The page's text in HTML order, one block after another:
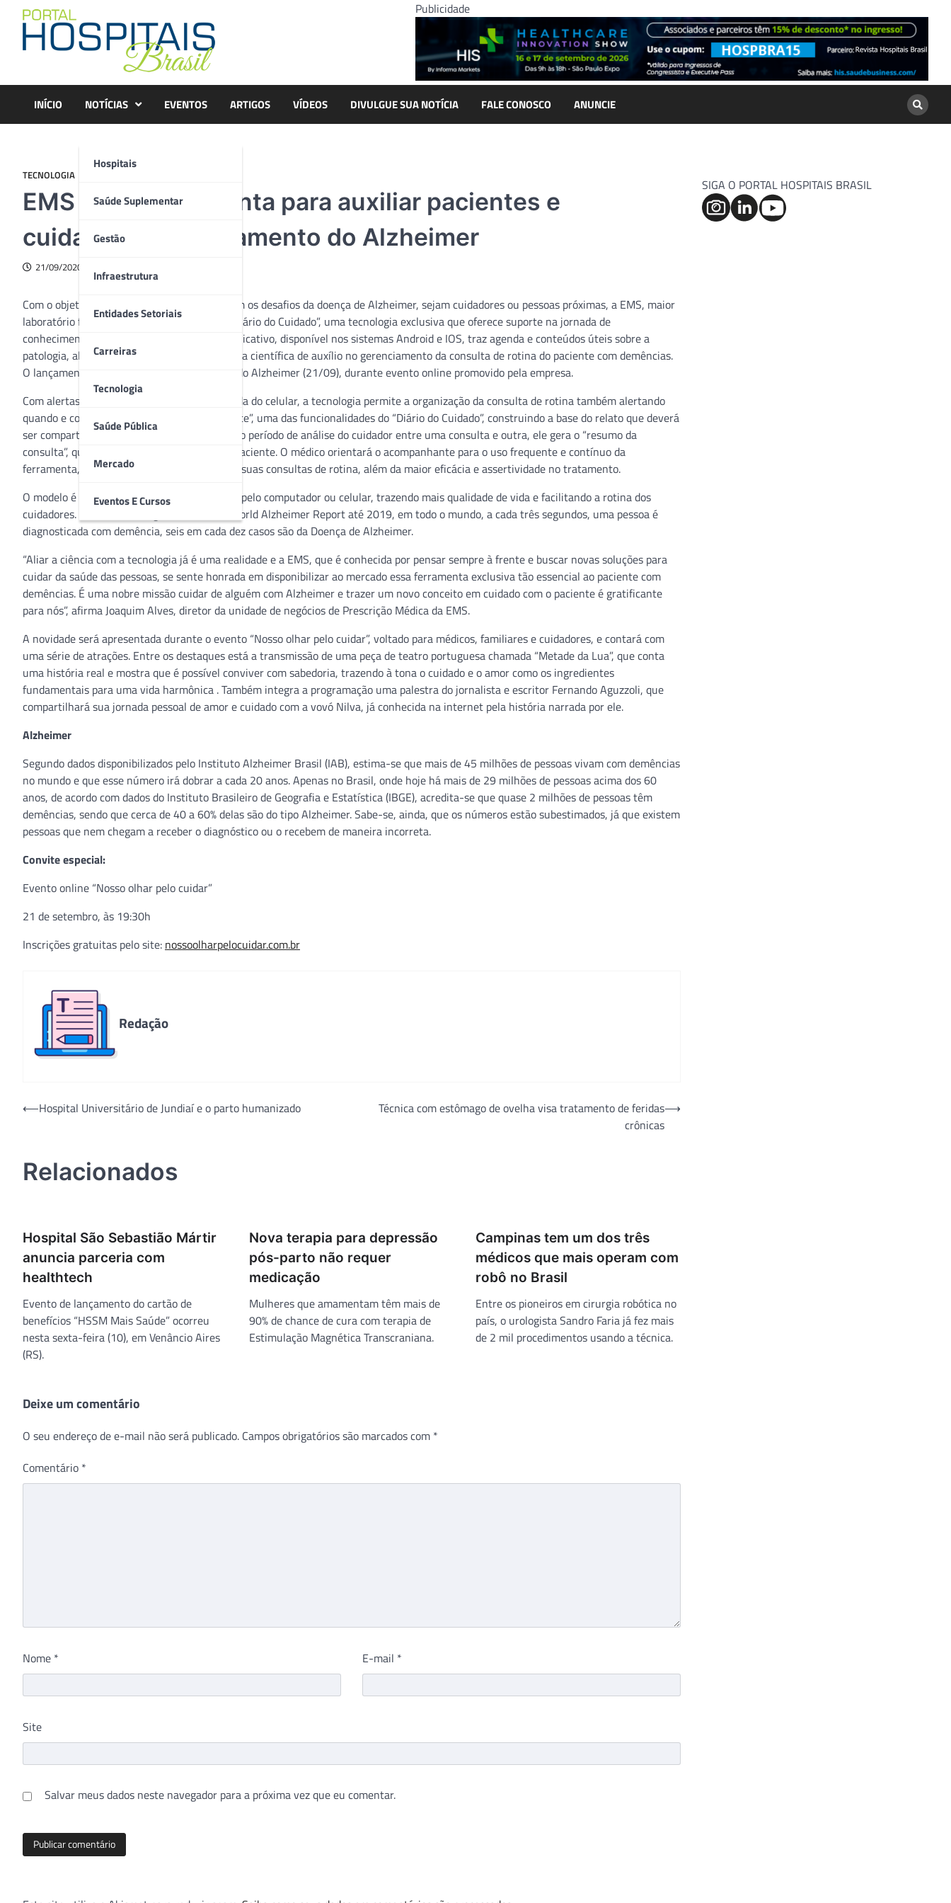
content
Publicidade
INÍCIO NOTÍCIAS
Hospitais
Saúde Suplementar
Gestão
Infraestrutura
Entidades Setoriais
Carreiras
Tecnologia
Saúde Pública
Mercado
Eventos E Cursos
EVENTOS ARTIGOS VÍDEOS DIVULGUE SUA NOTÍCIA FALE CONOSCO ANUNCIE
TECNOLOGIA
EMS lança ferramenta para auxiliar pacientes e
cuidadores no tratamento do Alzheimer
21/09/2020
Com o objetivo de apoiar aqueles que encaram os desafios da doença de Alzheimer, sejam cuidadores ou pessoas próximas, a EMS, maior
laboratório farmacêutico no Brasil, lança o “Diário do Cuidado”, uma tecnologia exclusiva que oferece suporte na jornada de
conhecimento e organização do cuidado. O aplicativo, disponível nos sistemas Android e IOS, traz agenda e conteúdos úteis sobre a
patologia, além de contar com uma ferramenta científica de auxílio no gerenciamento da consulta de rotina do paciente com demências.
O lançamento será realizado no Dia Mundial do Alzheimer (21/09), durante evento online promovido pela empresa.
Com alertas de atividades conectados à agenda do celular, a tecnologia permite a organização da consulta de rotina também alertando
quando e como preencher o “Diário do Paciente”, uma das funcionalidades do “Diário do Cuidado”, construindo a base do relato que deverá
ser compartilhado na próxima consulta. Após o período de análise do cuidador entre uma consulta e outra, ele gera o “resumo da
consulta”, que aponta o quadro evolutivo do paciente. O médico orientará o acompanhante para o uso frequente e contínuo da
ferramenta, ganhando qualidade e tempo em suas consultas de rotina, além da maior eficácia e assertividade no tratamento.
O modelo é responsivo e poderá ser acessado pelo computador ou celular, trazendo mais qualidade de vida e facilitando a rotina dos
cuidadores. Atualmente, segundo dados da World Alzheimer Report até 2019, em todo o mundo, a cada três segundos, uma pessoa é
diagnosticada com demência, seis em cada dez casos são da Doença de Alzheimer.
“Aliar a ciência com a tecnologia já é uma realidade e a EMS, que é conhecida por pensar sempre à frente e buscar novas soluções para
cuidar da saúde das pessoas, se sente honrada em disponibilizar ao mercado essa ferramenta exclusiva tão essencial ao paciente com
demências. É uma nobre missão cuidar de alguém com Alzheimer e trazer um novo conceito em cuidado com o paciente é gratificante
para nós”, afirma Joaquim Alves, diretor da unidade de negócios de Prescrição Médica da EMS.
A novidade será apresentada durante o evento “Nosso olhar pelo cuidar”, voltado para médicos, familiares e cuidadores, e contará com
uma série de atrações. Entre os destaques está a transmissão de uma peça de teatro portuguesa chamada “Metade da Lua”, que conta
uma história real e mostra que é possível conviver com sabedoria, trazendo à tona o cuidado e o amor como os ingredientes
fundamentais para uma vida harmônica . Também integra a programação uma palestra do jornalista e escritor Fernando Aguzzoli, que
compartilhará sua jornada pessoal de amor e cuidado com a vovó Nilva, já conhecida na internet pela história narrada por ele.
Alzheimer
Segundo dados disponibilizados pelo Instituto Alzheimer Brasil (IAB), estima-se que mais de 45 milhões de pessoas vivam com demências
no mundo e que esse número irá dobrar a cada 20 anos. Apenas no Brasil, onde hoje há mais de 29 milhões de pessoas acima dos 60
anos, de acordo com dados do Instituto Brasileiro de Geografia e Estatística (IBGE), acredita-se que quase 2 milhões de pessoas têm
demências, sendo que cerca de 40 a 60% delas são do tipo Alzheimer. Sabe-se, ainda, que os números estão subestimados, já que existem
pessoas que nem chegam a receber o diagnóstico ou o recebem de maneira incorreta.
Convite especial:
Evento online “Nosso olhar pelo cuidar”
21 de setembro, às 19:30h
Inscrições gratuitas pelo site: nossoolharpelocuidar.com.br
Redação
Navegação
⟵Hospital Universitário de Jundiaí e o parto humanizado
Técnica com estômago de ovelha visa tratamento de feridas
crônicas
⟶
Relacionados
Hospital São Sebastião Mártir
anuncia parceria com
healthtech
Evento de lançamento do cartão de
benefícios “HSSM Mais Saúde” ocorreu
nesta sexta-feira (10), em Venâncio Aires
(RS).
Nova terapia para depressão
pós-parto não requer
medicação
Mulheres que amamentam têm mais de
90% de chance de cura com terapia de
Estimulação Magnética Transcraniana.
Campinas tem um dos três
médicos que mais operam com
robô no Brasil
Entre os pioneiros em cirurgia robótica no
país, o urologista Sandro Faria já fez mais
de 2 mil procedimentos usando a técnica.
Deixe um comentário
O seu endereço de e-mail não será publicado. Campos obrigatórios são marcados com *
Comentário *
Nome * E-mail *
Site
Salvar meus dados neste navegador para a próxima vez que eu comentar.
SIGA O PORTAL HOSPITAIS BRASIL